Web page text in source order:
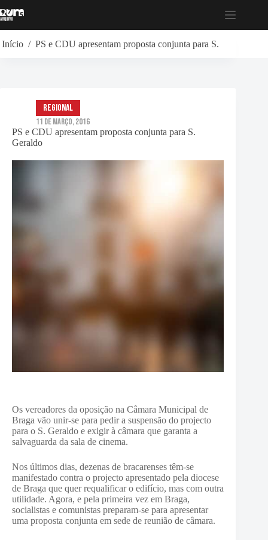
para
Início / PS e CDU apresentam proposta conjunta para S. Geraldo
PS e CDU apresentam proposta conjunta para S.
Geraldo
Regional
11 de Março, 2016
Os vereadores da oposição na Câmara Municipal de
Braga vão unir-se para pedir a suspensão do projecto
para o S. Geraldo e exigir à câmara que garanta a
salvaguarda da sala de cinema.
Nos últimos dias, dezenas de bracarenses têm-se
manifestado contra o projecto apresentado pela diocese
de Braga que quer requalificar o edifício, mas com outra
utilidade. Agora, e pela primeira vez em Braga,
socialistas e comunistas preparam-se para apresentar
uma proposta conjunta em sede de reunião de câmara.